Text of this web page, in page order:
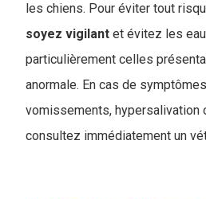
les chiens. Pour éviter tout
soyez vigilant et évitez les
particulièrement celles
anormale. En cas de
vomissements, hypersalivation
consultez immédiatement un